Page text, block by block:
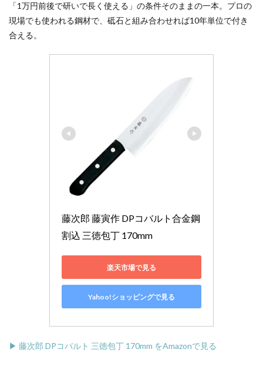
「1万円前後で研いで長く使える」の条件そのままの一本。プロの
現場でも使われる鋼材で、砥石と組み合わせれば10年単位で付き
合える。
藤次郎 藤寅作 DPコバルト合金鋼
割込 三徳包丁 170mm
楽天市場で見る
Yahoo!ショッピングで見る
▶ 藤次郎 DPコバルト 三徳包丁 170mm をAmazonで見る